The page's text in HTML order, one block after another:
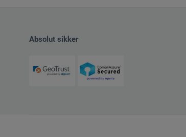
Absolut sikker